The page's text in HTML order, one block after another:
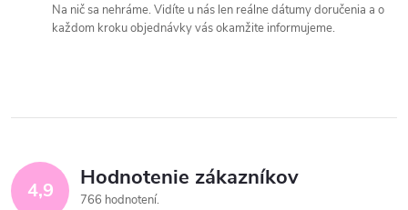
Na nič sa nehráme. Vidíte u nás len reálne dátumy doručenia a o
každom kroku objednávky vás okamžite informujeme.
4,9 Hodnotenie zákazníkov
766 hodnotení